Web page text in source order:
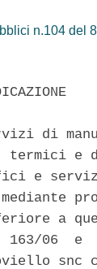
n.104 del
di
e di
e
a
06  e
snc